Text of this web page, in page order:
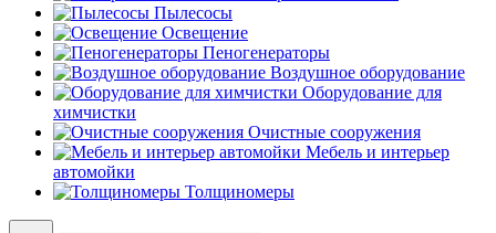
Пылесосы
Освещение
Пеногенераторы
Воздушное оборудование
Оборудование для
химчистки
Очистные сооружения
Мебель и интерьер
автомойки
Толщиномеры